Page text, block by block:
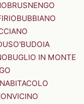
BRUSNENGO
BUBBIANO
BUDOIA
BUGLIO IN MONTE